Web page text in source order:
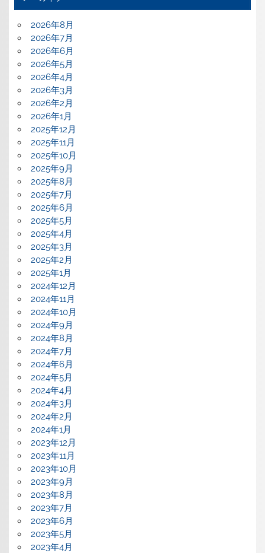
2026年8月
2026年7月
2026年6月
2026年5月
2026年4月
2026年3月
2026年2月
2026年1月
2025年12月
2025年11月
2025年10月
2025年9月
2025年8月
2025年7月
2025年6月
2025年5月
2025年4月
2025年3月
2025年2月
2025年1月
2024年12月
2024年11月
2024年10月
2024年9月
2024年8月
2024年7月
2024年6月
2024年5月
2024年4月
2024年3月
2024年2月
2024年1月
2023年12月
2023年11月
2023年10月
2023年9月
2023年8月
2023年7月
2023年6月
2023年5月
2023年4月